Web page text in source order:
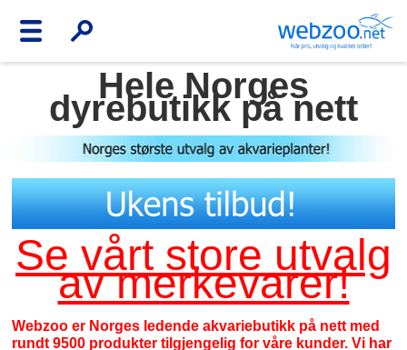
Hele Norges
dyrebutikk på nett
Se vårt store utvalg
av merkevarer!
Webzoo er Norges ledende akvariebutikk på nett med
rundt 9500 produkter tilgjengelig for våre kunder. Vi har